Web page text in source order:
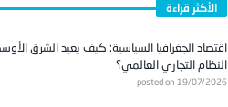
الأكثر قراءة
اقتصاد الجغرافيا السياسية: كيف يعيد الشرق
النظام التجاري العالمي؟
posted on 19/07/2026